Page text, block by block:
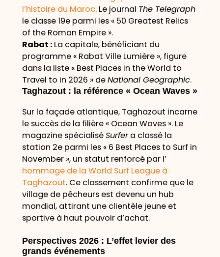
l’histoire du Maroc. Le journal The Telegraph
le classe 19e parmi les « 50 Greatest Relics
of the Roman Empire ».
Rabat :La capitale, bénéficiant du
programme « Rabat Ville Lumière », figure
dans la liste « Best Places in the World to
Travel to in 2026 » deNational Geographic.
Taghazout : la référence « Ocean Waves »
Sur la façade atlantique, Taghazout incarne
le succès de la filière « Ocean Waves ». Le
magazine spécialiséSurfera classé la
station 2e parmi les « 6 Best Places to Surf in
November », un statut renforcé par l’
hommage de la World Surf League à
Taghazout. Ce classement confirme que le
village de pêcheurs est devenu un hub
mondial, attirant une clientèle jeune et
sportive à haut pouvoir d’achat.
Perspectives 2026 : L’effet levier des
grands événements